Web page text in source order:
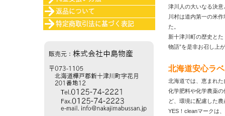
津川人の大いなる決
川村は道内第一の米
た。
新十津川町の歴史と
物語”を是非お召し上
北海道安心ラ
北海道では、恵まれ
化学肥料や化学農薬
ど、環境に配慮した
YES！cleanマークは